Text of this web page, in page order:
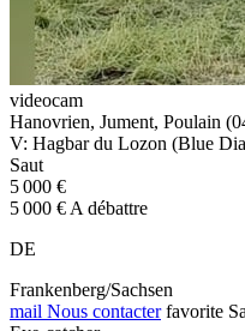
videocam
Hanovrien, Jument, Poulain
V: Hagbar du Lozon (Blue
Saut
5 000 €
5 000 € A débattre
DE
Frankenberg/Sachsen
mail Nous contacter favorite